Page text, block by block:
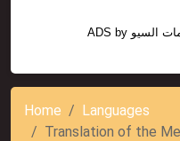
ADS by السيو
Home
Languages
Translation of the